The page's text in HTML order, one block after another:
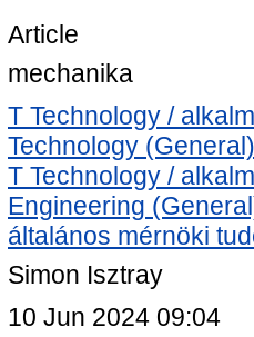
Article
mechanika
T Technology /
Technology
T Technology /
Engineering
általános mérnöki
Simon Isztray
10 Jun 2024 09:04